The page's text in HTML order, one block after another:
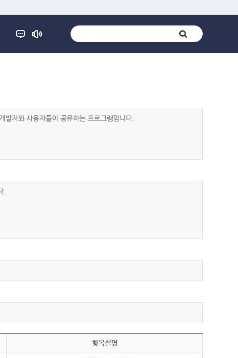
자와 사용자들이 공유하는 프로그램입니다.
.
항목설명